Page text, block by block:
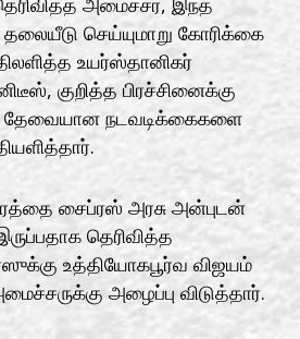
தலையீடு செய்யுமாறு கோரிக்கை
உயர்ஸ்தானிகர்
குறித்த பிரச்சினைக்கு
தேவையான நடவடிக்கைகளை
சைப்ரஸ் அரசு அன்புடன்
தெரிவித்த
உத்தியோகபூர்வ விஜயம்
அழைப்பு விடுத்தார்.